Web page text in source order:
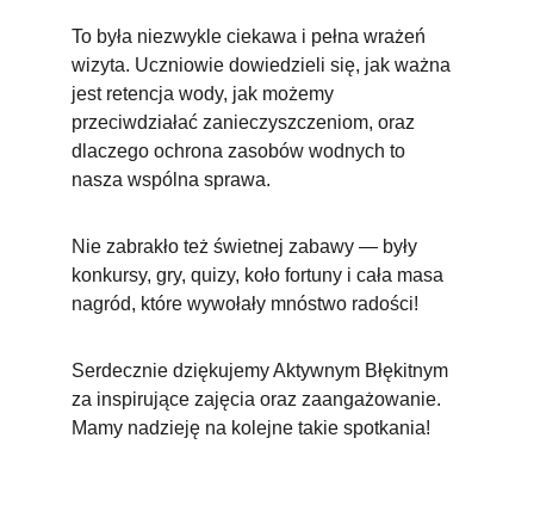
To była niezwykle ciekawa i pełna wrażeń
wizyta. Uczniowie dowiedzieli się, jak ważna
jest retencja wody, jak możemy
przeciwdziałać zanieczyszczeniom, oraz
dlaczego ochrona zasobów wodnych to
nasza wspólna sprawa.
Nie zabrakło też świetnej zabawy — były
konkursy, gry, quizy, koło fortuny i cała masa
nagród, które wywołały mnóstwo radości!
Serdecznie dziękujemy Aktywnym Błękitnym
za inspirujące zajęcia oraz zaangażowanie.
Mamy nadzieję na kolejne takie spotkania!